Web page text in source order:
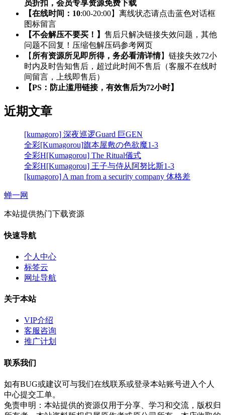
员折扣，会员专享资源免费下载
【在线时间：10:00-20:00】离线状态请点击蓝色对话框
图标留言
【不会解压不要买！】 售后只解决链接失效问题，其他
问题不回复！压缩包解压码参考网页
【 所有资源所见即所得，务必看清详情】链接失效72小
时内及时告知售后，超过此时间不售后（客服不在线时
间留言，上线即售后）
【PS：防止滥用链接，有效售后为72小时】
近期文章
[kumagoro] 深夜巡逻Guard 巨GEN
全彩[Kumagorou]旗本屋敷の色欲魔1-3
全彩H[Kumagorou] The Ritual儀式
全彩H[Kumagorou] 王子与侍从阿努比斯1-3
[kumagoro] A man from a security company 体格差
蝉一网
本站提供热门下载资源
快速导航
个人中心
标签云
网址导航
关于本站
VIP介绍
客服咨询
推广计划
联系我们
如有BUG或建议可与我们在线联系或登录本站账号进入个人
中心提交工单。
免责申明：本站提供的资源仅用于分享、学习和交流，版权归